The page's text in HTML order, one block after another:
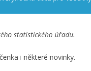
statistického úřadu.
i některé novinky.